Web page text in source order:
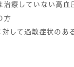
治療していない高血
方
対して過敏症状のあ